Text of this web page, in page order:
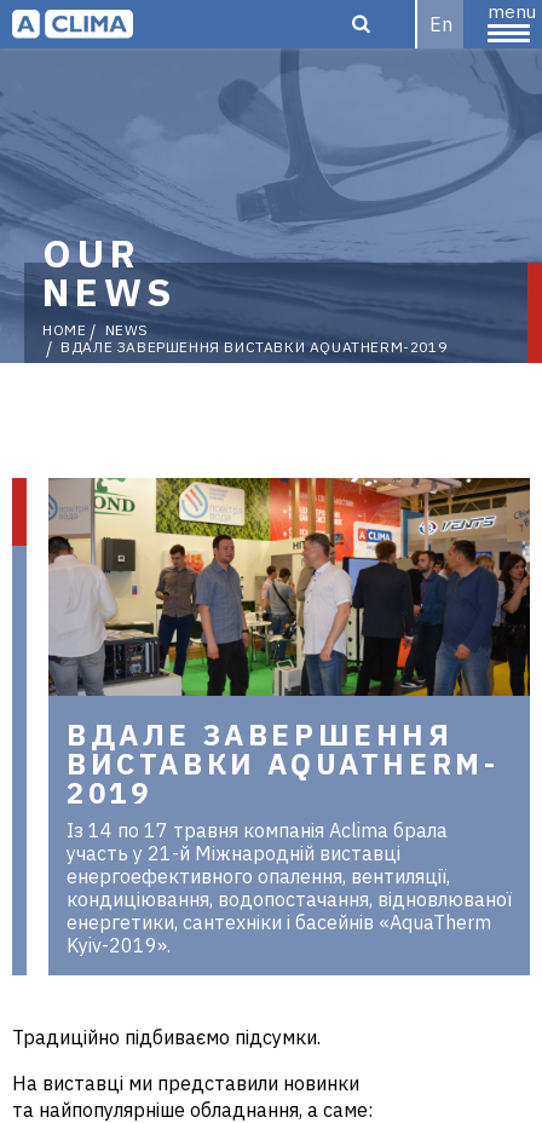
aclima.com.ua
En
menu
OUR
NEWS
HOME
NEWS
ВДАЛЕ ЗАВЕРШЕННЯ ВИСТАВКИ AQUATHERM-2019
ВДАЛЕ ЗАВЕРШЕННЯ
ВИСТАВКИ AQUATHERM-
2019
Із 14 по 17 травня компанія Aclima брала
участь у 21-й Міжнародній виставці
енергоефективного опалення, вентиляції,
кондиціювання, водопостачання, відновлюваної
енергетики, сантехніки і басейнів «AquaTherm
Kyiv-2019».
Традиційно підбиваємо підсумки.
На виставці ми представили новинки
та найпопулярніше обладнання, а саме: